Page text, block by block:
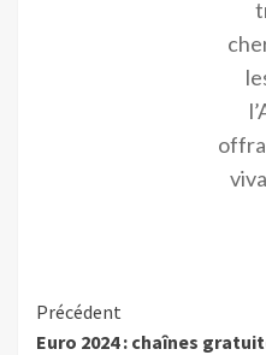
Précédent
Euro 2024 : chaînes